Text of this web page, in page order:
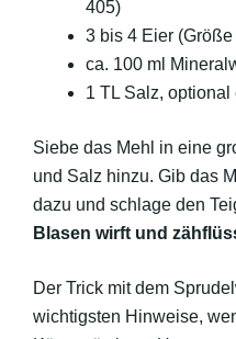
405)
3 bis 4 Eier
ca. 100 ml
1 TL Salz,
Siebe das Mehl in eine
und Salz hinzu. Gib das
dazu und schlage den
Blasen wirft und
Der Trick mit dem
wichtigsten Hinweise,